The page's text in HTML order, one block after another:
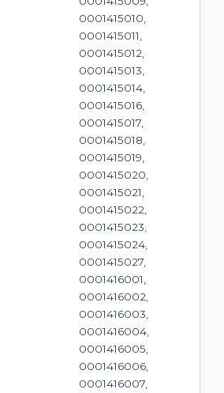
0001415010,
0001415011,
0001415012,
0001415013,
0001415014,
0001415016,
0001415017,
0001415018,
0001415019,
0001415020,
0001415021,
0001415022,
0001415023,
0001415024,
0001415027,
0001416001,
0001416002,
0001416003,
0001416004,
0001416005,
0001416006,
0001416007,